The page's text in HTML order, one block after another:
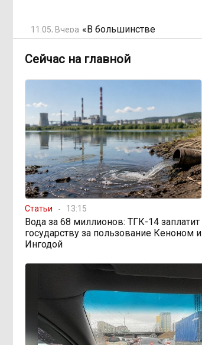
11:05, Вчера «В большинстве
регионов индексация прошла с 1
января»: почему Забайкалье
задержало повышение зарплат
10:16, Вчера
В Каларском округе
подрядчик и чиновник попали под
уголовные дела
08:38, Вчера 598 миллионов улетели в
Омск: как Забайкалье провалило
«Чистый воздух»
08:15, Вчера Депутат Госдумы
объяснил «неполноценность»
женщин библейским сюжетом
проверку из-за раскопок ТГК-14
19:02, 5 августа Когда ждать денег?
Сейчас на главной
Статьи 13:15
Вода за 68 миллионов: ТГК-14 заплатит
государству за пользование Кеноном и
Ингодой